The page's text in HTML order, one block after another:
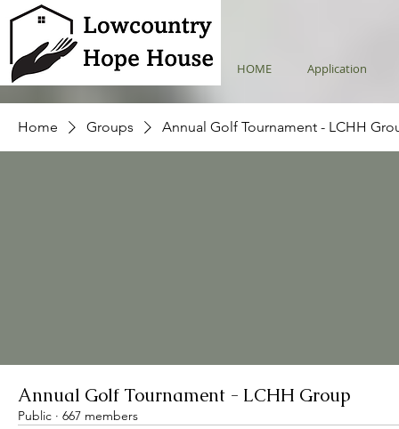
HOME Application
Home Groups Annual Golf Tournament - LCHH
Annual Golf Tournament - LCHH Group
Public · 667 members